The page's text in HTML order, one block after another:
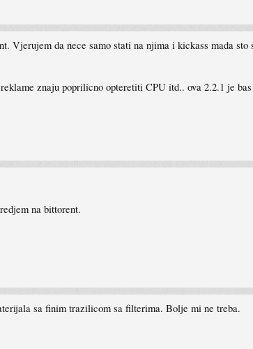
Vjerujem da nece samo stati na njima i kickass mada
znaju poprilicno opteretiti CPU itd.. ova 2.2.1 je
na bittorent.
sa finim trazilicom sa filterima. Bolje mi ne treba.